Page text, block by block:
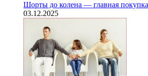
Шорты до колена — главная покупка
03.12.2025